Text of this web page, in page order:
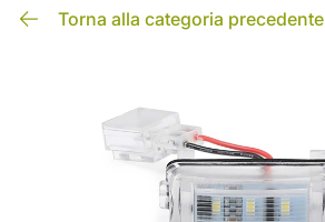
Torna alla categoria precedente